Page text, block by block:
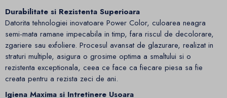
Durabilitate si Rezistenta Superioara
Datorita tehnologiei inovatoare Power Color, culoarea neagra
semi-mata ramane impecabila in timp, fara riscul de decolorare,
zgariere sau exfoliere. Procesul avansat de glazurare, realizat in
straturi multiple, asigura o grosime optima a smaltului si o
rezistenta exceptionala, ceea ce face ca fiecare piesa sa fie
creata pentru a rezista zeci de ani.
Igiena Maxima si Intretinere Usoara